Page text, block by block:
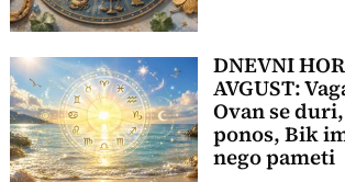
DNEVNI
AVGUST:
Ovan se
ponos, Bik
nego pameti